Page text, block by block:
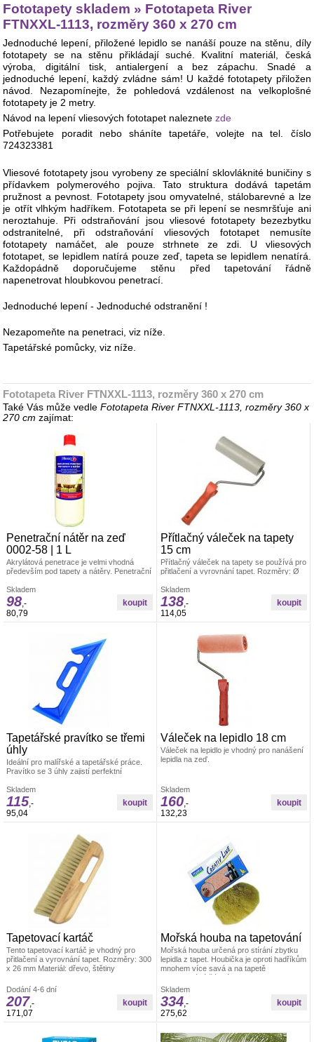
Fototapety skladem » Fototapeta River
FTNXXL-1113, rozměry 360 x 270 cm
Jednoduché lepení, přiložené lepidlo se nanáší pouze na stěnu, díly
fototapety se na stěnu přikládají suché. Kvalitní materiál, česká
výroba, digitální tisk, antialergení a bez zápachu. Snadé a
jednoduché lepení, každý zvládne sám! U každé fototapety přiložen
návod. Nezapomínejte, že pohledová vzdálenost na velkoplošné
fototapety je 2 metry.
Návod na lepení vliesových fototapet naleznetezde
Potřebujete poradit nebo sháníte tapetáře, volejte na tel. číslo
724323381
Vliesové fototapety jsou vyrobeny ze speciální sklovláknité buničiny s
přídavkem polymerového pojiva. Tato struktura dodává tapetám
pružnost a pevnost. Fototapety jsou omyvatelné, stálobarevné a lze
je otřít vlhkým hadříkem. Fototapeta se při lepení se nesmršťuje ani
neroztahuje. Při odstraňování jsou vliesové fototapety bezezbytku
odstranitelné, při odstraňování vliesových fototapet nemusíte
fototapety namáčet, ale pouze strhnete ze zdi. U vliesových
fototapet, se lepidlem natírá pouze zeď, tapeta se lepidlem nenatírá.
Každopádně doporučujeme stěnu před tapetování řádně
napenetrovat hloubkovou penetrací.
Jednoduché lepení - Jednoduché odstranění !
Nezapomeňte na penetraci, viz níže.
Tapetářské pomůcky, viz níže.
Fototapeta River FTNXXL-1113, rozměry 360 x 270 cm
Také Vás může vedleFototapeta River FTNXXL-1113, rozměry 360 x
270 cm zajímat:
Penetrační nátěr na zeď
0002-58 | 1 L
Akrylátová penetrace je velmi vhodná
především pod tapety a nátěry. Penetrační
kopolymeru.
Skladem
98,-
80,79
Přítlačný váleček na tapety
15 cm
Přítlačný váleček na tapety se používá pro
přitlačení a vyrovnání tapet. Rozměry: Ø
PUR pěny, umělohmotný držák +
pozinkovaný drát 6/8 mm
Skladem
138,-
114,05
Tapetářské pravítko se třemi
úhly
Ideální pro malířské a tapetářské práce.
Pravítko se 3 úhly zajistí perfektní
hmota
Skladem
115,-
95,04
Váleček na lepidlo 18 cm
Váleček na lepidlo je vhodný pro nanášení
lepidla na zeď.
Skladem
160,-
132,23
Tapetovací kartáč
Tento tapetovací kartáč je vhodný pro
přitlačení a vyrovnání tapet. Rozměry: 300
x 26 mm Materiál: dřevo, štětiny
Dodání 4-6 dní
207,-
171,07
Mořská houba na tapetování
Mořská houba určená pro stírání zbytku
lepidla z tapet. Houbička je oproti hadříkům
mnohem více savá a na tapetě
nezanechává žádné skvrny. Velikost cca
14 cm
Skladem
334,-
275,62